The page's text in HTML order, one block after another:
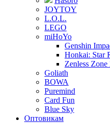
JOYTOY
L.O.L.
LEGO
miHoYo
Genshin
Honkai: Star
Zenless Zone
Goliath
BOWA
Puremind
Card Fun
Blue Sky
Оптовикам